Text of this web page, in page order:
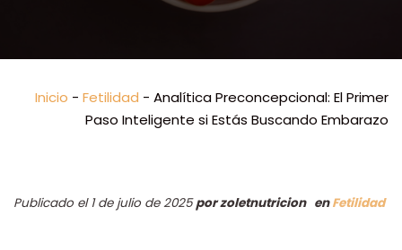
Inicio - Fetilidad - Analítica Preconcepcional: El Primer
Paso Inteligente si Estás Buscando Embarazo
Publicado el 1 de julio de 2025porzoletnutricion enFetilidad